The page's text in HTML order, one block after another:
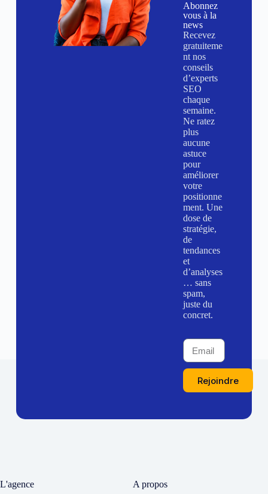
Abonnez
vous à la
news
Recevez
gratuiteme
nt nos
conseils
d’experts
SEO
chaque
semaine.
Ne ratez
plus
aucune
astuce
pour
améliorer
votre
positionne
ment. Une
dose de
stratégie,
de
tendances
et
d’analyses
… sans
spam,
juste du
concret.
Rejoindre
L'agence A propos